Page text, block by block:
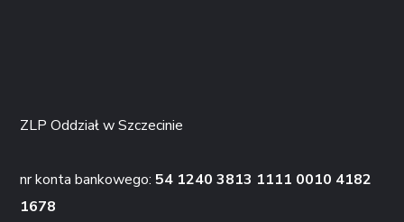
ZLP Oddział w Szczecinie
nr konta bankowego:54 1240 3813 1111 0010 4182
1678